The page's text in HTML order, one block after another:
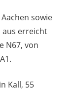
sowie
aus erreicht
N67, von
Kall, 55